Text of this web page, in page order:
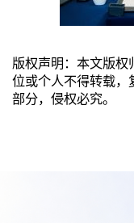
版权声明：本文版
位或个人不得转载
部分，侵权必究。